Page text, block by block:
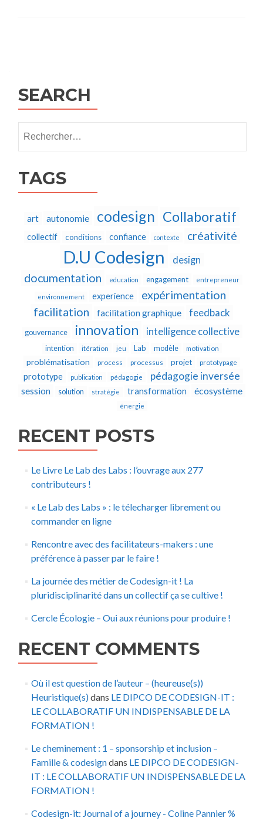
SEARCH
TAGS
art autonomie codesign Collaboratif
collectif conditions confiance contexte créativité
D.U Codesign design
documentation education engagement entrepreneur
environnement experience
expérimentation
facilitation
facilitation graphique feedback
gouvernance innovation intelligence collective
intention itération jeu Lab modèle motivation
problématisation process processus projet prototypage
prototype publication pédagogie pédagogie inversée
session solution stratégie transformation écosystème
énergie
RECENT POSTS
Le Livre Le Lab des Labs : l’ouvrage aux 277
contributeurs !
« Le Lab des Labs » : le télecharger librement ou
commander en ligne
Rencontre avec des facilitateurs-makers : une
préférence à passer par le faire !
La journée des métier de Codesign-it ! La
pluridisciplinarité dans un collectif ça se cultive !
Cercle Écologie – Oui aux réunions pour produire !
RECENT COMMENTS
Où il est question de l’auteur – (heureuse(s))
Heuristique(s)dans LE DIPCO DE CODESIGN-IT :
LE COLLABORATIF UN INDISPENSABLE DE LA
FORMATION !
Le cheminement : 1 – sponsorship et inclusion –
Famille & codesigndans LE DIPCO DE CODESIGN-
IT : LE COLLABORATIF UN INDISPENSABLE DE LA
FORMATION !
Codesign-it: Journal of a journey - Coline Pannier %